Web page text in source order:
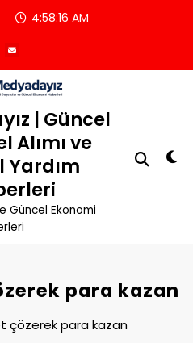
4:58:16 AM
| Güncel
Alımı ve
Yardım
Güncel Ekonomi
para kazan
çözerek para kazan